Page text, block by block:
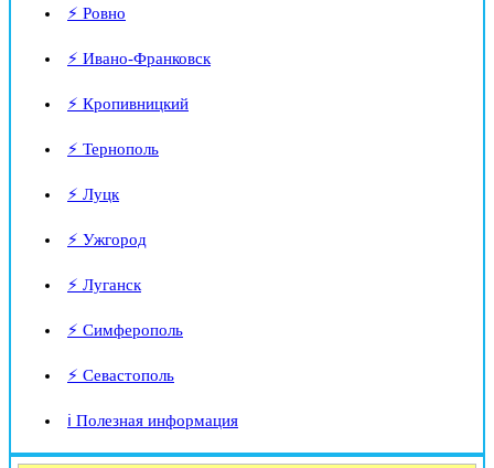
⚡ Ровно
⚡ Ивано-Франковск
⚡ Кропивницкий
⚡ Тернополь
⚡ Луцк
⚡ Ужгород
⚡ Луганск
⚡ Симферополь
⚡ Севастополь
ℹ️ Полезная информация